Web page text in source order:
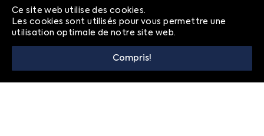
Ce site web utilise des cookies.
Les cookies sont utilisés pour vous permettre une
utilisation optimale de notre site web.
Compris!